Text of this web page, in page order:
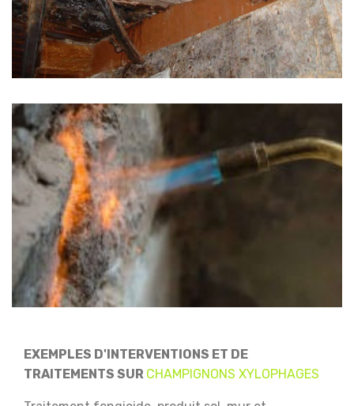
EXEMPLES D'INTERVENTIONS ET DE
TRAITEMENTS SUR CHAMPIGNONS XYLOPHAGES